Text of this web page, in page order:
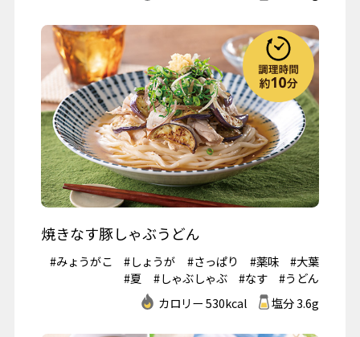
焼きなす豚しゃぶうどん
#みょうがこ #しょうが #さっぱり #薬味
#大葉
#夏
#しゃぶしゃぶ #なす
#うどん
カロリー 530kcal
塩分 3.6g